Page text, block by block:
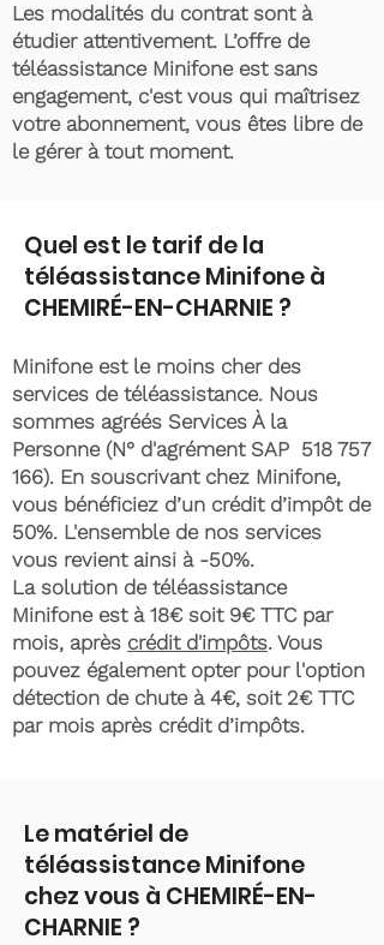
Les modalités du contrat sont à
étudier attentivement. L’offre de
téléassistance Minifone est sans
engagement, c'est vous qui maîtrisez
votre abonnement, vous êtes libre de
le gérer à tout moment.
Quel est le tarif de la
téléassistance Minifone à
CHEMIRÉ-EN-CHARNIE ?
Minifone est le moins cher des
services de téléassistance. Nous
sommes agréés Services À la
Personne (N° d'agrément SAP 518 757
166). En souscrivant chez Minifone,
vous bénéficiez d’un crédit d’impôt de
50%. L'ensemble de nos services
vous revient ainsi à -50%.
La solution de téléassistance
Minifone est à 18€ soit 9€ TTC par
mois, après crédit d'impôts. Vous
pouvez également opter pour l'option
détection de chute à 4€, soit 2€ TTC
par mois après crédit d’impôts.
Le matériel de
téléassistance Minifone
chez vous à CHEMIRÉ-EN-
CHARNIE ?